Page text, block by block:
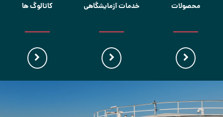
محصولات خدمات آزمایشگاهی کاتالوگ ها